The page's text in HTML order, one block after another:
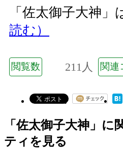
「佐太御子大神
読む）
閲覧数 211人 関連
「佐太御子大神」に
ティを見る